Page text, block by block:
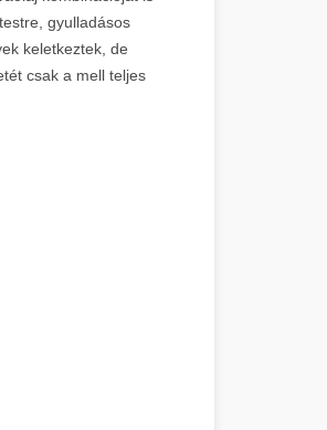
gyulladásos
keletkeztek, de
csak a mell teljes